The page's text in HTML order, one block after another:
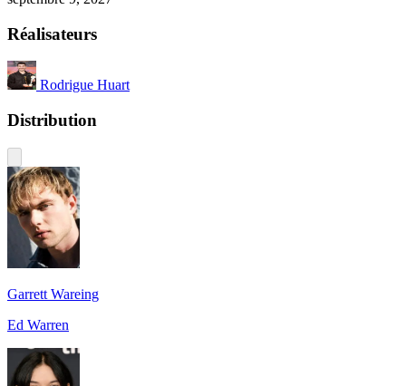
Réalisateurs
Rodrigue Huart
Distribution
Garrett Wareing
Ed Warren